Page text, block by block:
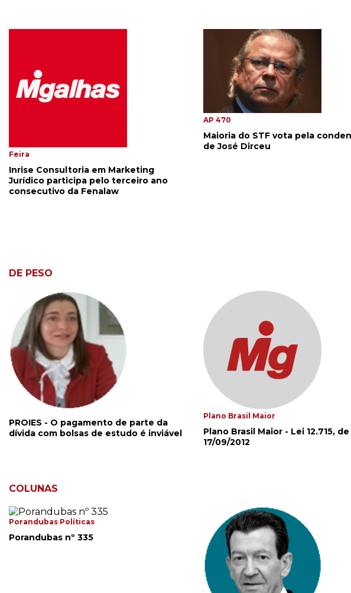
Feira
Inrise Consultoria em Marketing
Jurídico participa pelo terceiro ano
consecutivo da Fenalaw
AP 470
Maioria do STF vota pela
de José Dirceu
DE PESO
PROIES - O pagamento de parte da
dívida com bolsas de estudo é inviável
Plano Brasil Maior
Plano Brasil Maior - Lei 12.715, de
17/09/2012
COLUNAS
Porandubas Políticas
Porandubas nº 335